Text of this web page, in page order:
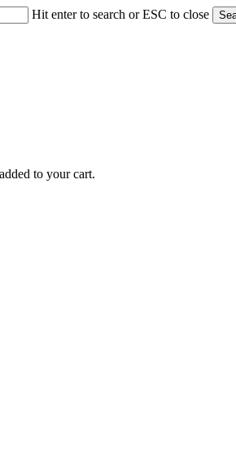
Hit enter to search or ESC to close
to your cart.